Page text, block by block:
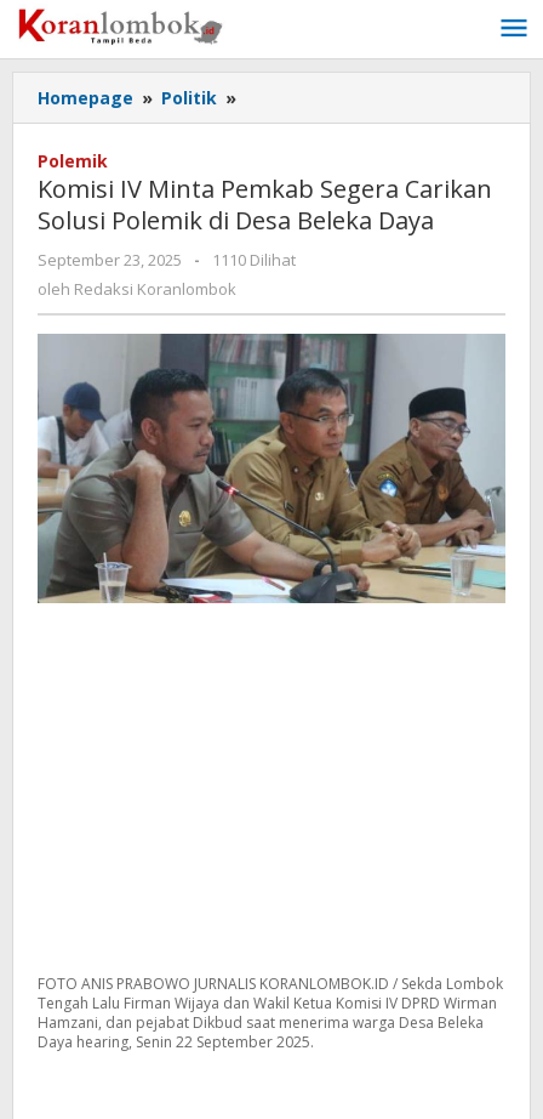
Lewati
ke
konten
Homepage » Politik »
IV
Pemkab
Segera
Carikan
Solusi
Beleka
Daya
Polemik
Komisi IV Minta Pemkab Segera Carikan
Solusi Polemik di Desa Beleka Daya
September 23, 2025
oleh
Redaksi
-
1110 Dilihat
oleh Redaksi Koranlombok
FOTO ANIS PRABOWO JURNALIS KORANLOMBOK.ID / Sekda Lombok
Tengah Lalu Firman Wijaya dan Wakil Ketua Komisi IV DPRD Wirman
Hamzani, dan pejabat Dikbud saat menerima warga Desa Beleka
Daya hearing, Senin 22 September 2025.